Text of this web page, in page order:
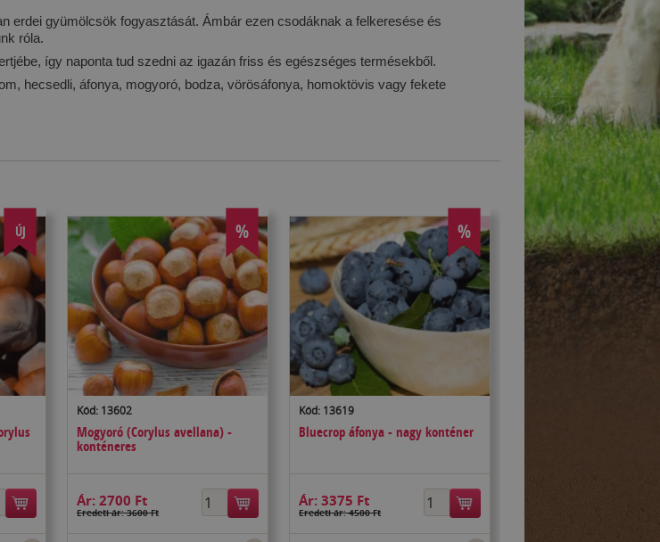
erdei gyümölcsök fogyasztását. Ámbár ezen csodáknak a felkeresése és
róla.
így naponta tud szedni az igazán friss és egészséges termésekből.
hecsedli, áfonya, mogyoró, bodza, vörösáfonya, homoktövis vagy fekete
ÚJ %
Kód: 13602
Mogyoró (Corylus avellana) -
konténeres
Ár: 2700 Ft
Eredeti ár: 3600 Ft
%
Kód: 13619
Bluecrop áfonya - nagy konténer
Ár: 3375 Ft
Eredeti ár: 4500 Ft